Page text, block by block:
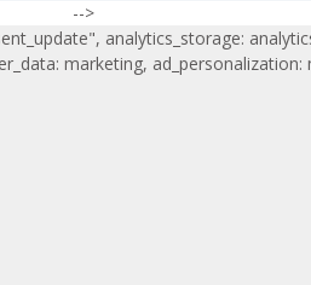
-->
analytics_storage:
marketing, ad_personalization: